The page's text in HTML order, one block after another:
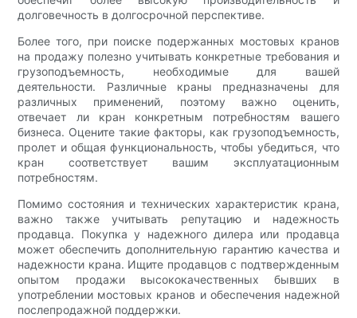
долговечность в долгосрочной перспективе.
Более того, при поиске подержанных мостовых кранов
на продажу полезно учитывать конкретные требования и
грузоподъемность, необходимые для вашей
деятельности. Различные краны предназначены для
различных применений, поэтому важно оценить,
отвечает ли кран конкретным потребностям вашего
бизнеса. Оцените такие факторы, как грузоподъемность,
пролет и общая функциональность, чтобы убедиться, что
кран соответствует вашим эксплуатационным
потребностям.
Помимо состояния и технических характеристик крана,
важно также учитывать репутацию и надежность
продавца. Покупка у надежного дилера или продавца
может обеспечить дополнительную гарантию качества и
надежности крана. Ищите продавцов с подтвержденным
опытом продажи высококачественных бывших в
употреблении мостовых кранов и обеспечения надежной
послепродажной поддержки.